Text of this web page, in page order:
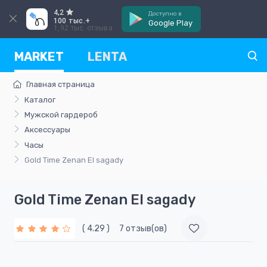
4,2
100 тыс.+
1,92 тыс. отзыва
Доступно в
Google Play
MARKET LENTA
Главная страница
Каталог
Мужской гардероб
Аксессуары
Часы
Gold Time Zenan El sagady
Gold Time Zenan El sagady
( 4.29 ) 7 отзыв(ов)